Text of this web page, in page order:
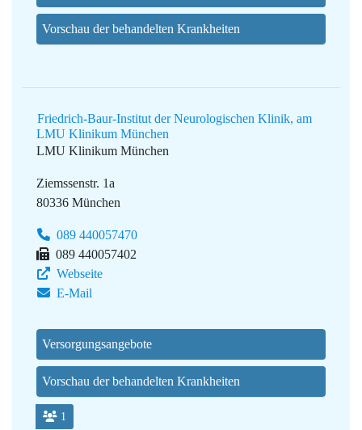
Vorschau der behandelten Krankheiten
Friedrich-Baur-Institut der Neurologischen Klinik, am
LMU Klinikum München
LMU Klinikum München
Ziemssenstr. 1a
80336 München
089 440057470
089 440057402
Webseite
E-Mail
Versorgungsangebote
Vorschau der behandelten Krankheiten
1